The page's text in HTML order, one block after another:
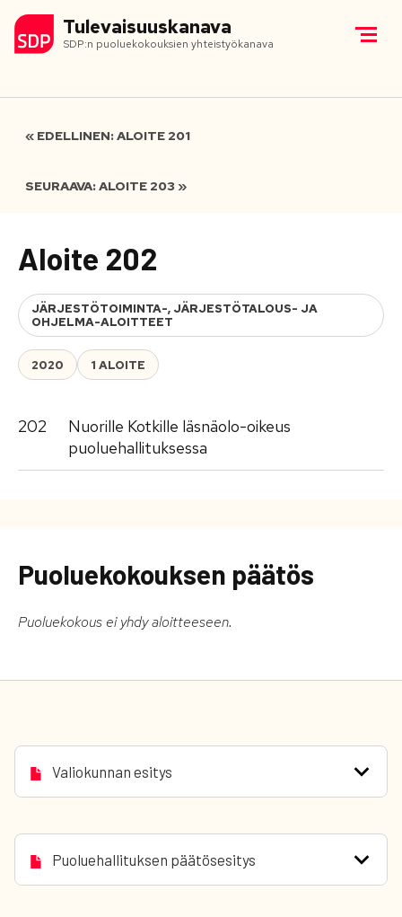
Tulevaisuuskanava
SDP:n puoluekokouksien yhteistyökanava
« EDELLINEN: ALOITE 201
SEURAAVA: ALOITE 203 »
Aloite 202
JÄRJESTÖTOIMINTA-, JÄRJESTÖTALOUS- JA
OHJELMA-ALOITTEET
2020 1 ALOITE
202
Nuorille Kotkille läsnäolo-oikeus
puoluehallituksessa
Puoluekokouksen päätös
Puoluekokous ei yhdy aloitteeseen.
Valiokunnan esitys
Puoluehallituksen päätösesitys